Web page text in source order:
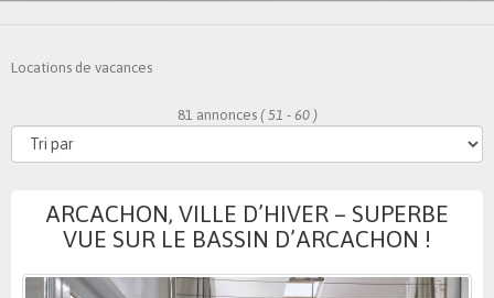
Locations de vacances
81 annonces ( 51 - 60 )
ARCACHON, VILLE D’HIVER – SUPERBE
VUE SUR LE BASSIN D’ARCACHON !